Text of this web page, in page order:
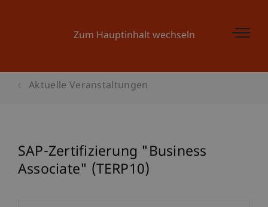
Zum Hauptinhalt wechseln
Aktuelle Veranstaltungen
SAP-Zertifizierung "Business
Associate" (TERP10)